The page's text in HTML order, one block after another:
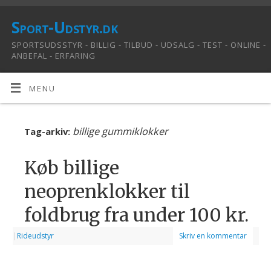
Sport-Udstyr.dk
SPORTSUDSSTYR - BILLIG - TILBUD - UDSALG - TEST - ONLINE -
ANBEFAL - ERFARING
MENU
Tag-arkiv: billige gummiklokker
Køb billige
neoprenklokker til
foldbrug fra under 100 kr.
| Rideudstyr Skriv en kommentar